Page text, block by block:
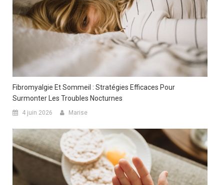
Fibromyalgie Et Sommeil : Stratégies Efficaces Pour
Surmonter Les Troubles Nocturnes
4 juin 2026 Marise